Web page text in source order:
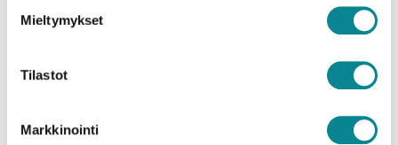
Mieltymykset
Tilastot
Markkinointi
Hae artikkelia